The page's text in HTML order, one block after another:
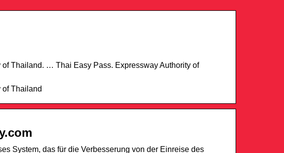
Thailand. … Thai Easy Pass. Expressway Authority of
Thailand
System, das für die Verbesserung von der Einreise des